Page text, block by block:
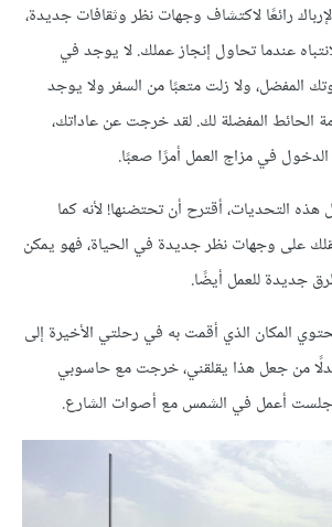
رائعًا لاكتشاف وجهات نظر وثقافات جديدة،
عندما تحاول إنجاز عملك. لا يوجد في
المفضل، ولا زلت متعبًا من السفر ولا يوجد
الحائط المفضلة لك. لقد خرجت عن عاداتك،
في مزاج العمل أمرًا صعبًا.
هذه التحديات، أقترح أن تحتضنها! لأنه كما
على وجهات نظر جديدة في الحياة، فهو يمكن
جديدة للعمل أيضًا.
المكان الذي أقمت به في رحلتي الأخيرة إلى
من جعل هذا يقلقني، خرجت مع حاسوبي
أعمل في الشمس مع أصوات الشارع.